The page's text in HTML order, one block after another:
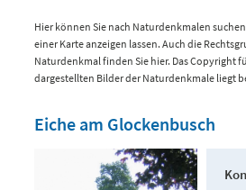
Hier können Sie nach Naturdenkmalen
einer Karte anzeigen lassen. Auch die
Naturdenkmal finden Sie hier. Das Copyright
dargestellten Bilder der Naturdenkmale liegt
Eiche am Glockenbusch